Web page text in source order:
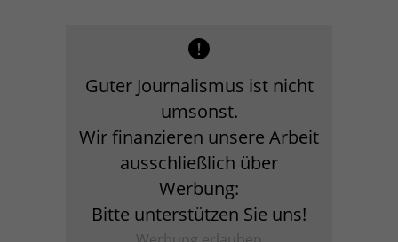
Guter Journalismus ist nicht
umsonst.
Wir finanzieren unsere Arbeit
ausschließlich über
Werbung:
Bitte unterstützen Sie uns!